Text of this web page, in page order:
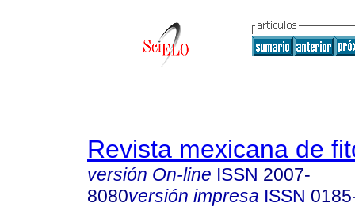
Revista mexicana de
versión On-line ISSN 2007-
8080versión impresa ISSN